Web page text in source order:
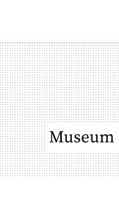
Von
Krieg